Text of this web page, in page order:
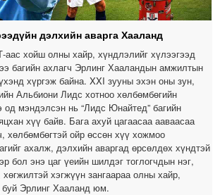
дэлхийн аварга Хааланд
хойш олны хайр, хүндлэлийг хүлээгээд
багийн ахлагч Эрлинг Хааландын амжилтын
хүргэж байна. XXI зууны эхэн оны зун,
Альбиони Лидс хотноо хөлбөмбөгийн
од мэндэлсэн нь “Лидс Юнайтед” багийн
хүү байв. Бага ахуй цагаасаа ааваасаа
хөлбөмбөгтэй ойр өссөн хүү хожмоо
ахалж, дэлхийн аваргад өрсөлдөх хүндтэй
бол энэ цаг үеийн шилдэг тоглогчдын нэг,
хэгжүүн зангаараа олны хайр,
буй Эрлинг Хааланд юм.